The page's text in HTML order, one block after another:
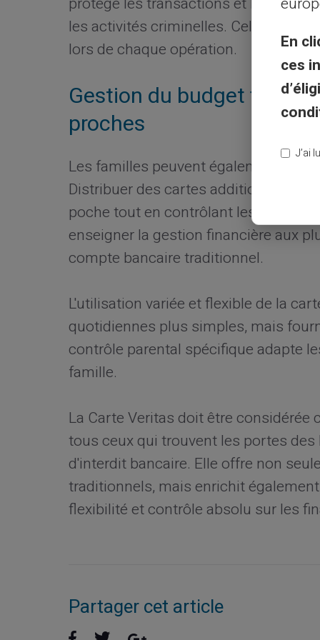
les activités criminelles. Cela permet
lors de chaque opération.
Gestion du budget
proches
Les familles peuvent également
Distribuer des cartes additionnelles
poche tout en contrôlant les
enseigner la gestion financière aux
compte bancaire traditionnel.
L'utilisation variée et flexible de la
quotidiennes plus simples, mais
contrôle parental spécifique adapte
famille.
La Carte Veritas doit être
tous ceux qui trouvent les portes
d'interdit bancaire. Elle offre non
traditionnels, mais enrichit
flexibilité et contrôle absolu sur les
Partager cet article
En
ces
J’ai